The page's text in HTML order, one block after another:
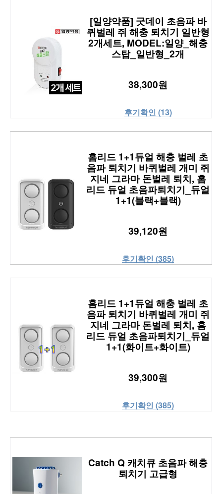
[일양약품] 굿데이 초음파 바
퀴벌레 쥐 해충 퇴치기 일반형
2개세트, MODEL:일양_해충
스탑_일반형_2개
38,300원
후기확인 (13)
홈리드 1+1듀얼 해충 벌레 초
음파 퇴치기 바퀴벌레 개미 쥐
지네 그라마 돈벌레 퇴치, 홈
리드 듀얼 초음파퇴치기_듀얼
1+1(블랙+블랙)
39,120원
후기확인 (385)
홈리드 1+1듀얼 해충 벌레 초
음파 퇴치기 바퀴벌레 개미 쥐
지네 그라마 돈벌레 퇴치, 홈
리드 듀얼 초음파퇴치기_듀얼
1+1(화이트+화이트)
39,300원
후기확인 (385)
Catch Q 캐치큐 초음파 해충
퇴치기 고급형